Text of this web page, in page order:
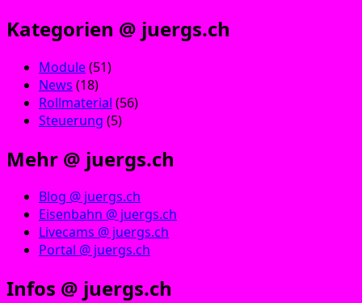
Kategorien @ juergs.ch
Module(51)
News (18)
Rollmaterial (56)
Steuerung (5)
Mehr @ juergs.ch
Blog @ juergs.ch
Eisenbahn @ juergs.ch
Livecams @ juergs.ch
Portal @ juergs.ch
Infos @ juergs.ch